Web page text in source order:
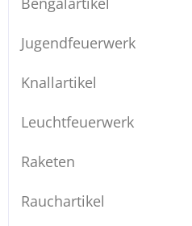
Jugendfeuerwerk
Knallartikel
Leuchtfeuerwerk
Raketen
Rauchartikel